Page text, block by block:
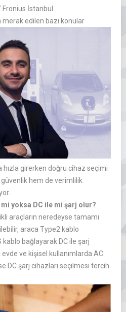
İstanbul
merak edilen bazı konular
hızla girerken doğru cihaz seçimi
güvenlik hem de verimlilik
yoksa DC ile mi şarj olur?
araçların neredeyse tamamı
araca Type2 kablo
kablo bağlayarak DC ile şarj
ve kişisel kullanımlarda AC
DC şarj cihazları seçilmesi tercih